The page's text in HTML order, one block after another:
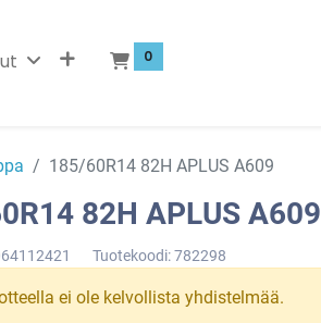
0
185/60R14 82H APLUS A609
82H APLUS A609
Tuotekoodi:782298
ei ole kelvollista yhdistelmää.